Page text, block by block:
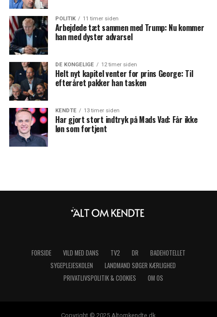
POLITIK 11 timer siden
Arbejdede tæt sammen med Trump: Nu kommer
han med dyster advarsel
DE KONGELIGE 12 timer siden
Helt nyt kapitel venter for prins George: Til
efteråret pakker han tasken
KENDTE 13 timer siden
Har gjort stort indtryk på Mads Vad: Får ikke
løn som fortjent
FORSIDE VILD MED DANS TV2 DR
BADEHOTELLET
SYGEPLEJESKOLEN
LANDMAND SØGER KÆRLIGHED
PRIVATLIVSPOLITIK & COOKIES
OM OS
Copyright © 2025 Altomkendte.dk